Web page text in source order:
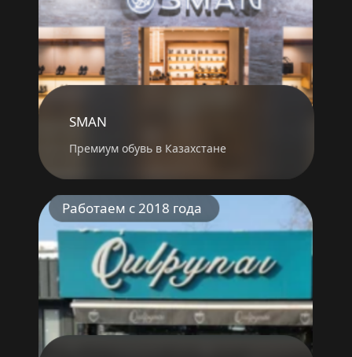
Работаем с 2018 года
Премиум обувь в Казахстане
SMAN